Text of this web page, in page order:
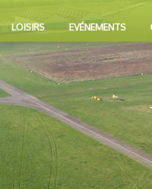
LOISIRS EVÉNEMENTS